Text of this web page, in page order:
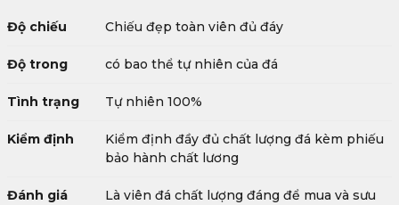
Độ chiếu Chiếu đẹp toàn viên đủ đáy
Độ trong có bao thể tự nhiên của đá
Tình trạng Tự nhiên 100%
Kiểm định
Kiểm định đầy đủ chất lượng đá kèm phiếu
bảo hành chất lương
Đánh giá
Là viên đá chất lượng đáng để mua và sưu